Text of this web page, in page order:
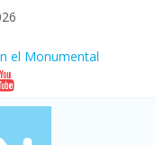
el Monumental
dos décadas y ya
el sector